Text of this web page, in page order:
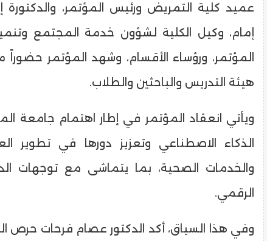
عميد كلية التمريض ورئيس المؤتمر، والدكتورة
إمام، وكيل الكلية لشؤون خدمة المجتمع
المؤتمر، ورؤساء الأقسام، وشهد المؤتمر
هيئة التدريس والباحثين والطلاب.
ويأتي انعقاد المؤتمر في إطار اهتمام جامعة
الذكاء الاصطناعي وتعزيز دورها في تطوير
والخدمات الصحية، بما يتماشى مع توجهات
الرقمي.
وفي هذا السياق، أكد الدكتور عصام فرحات حرص